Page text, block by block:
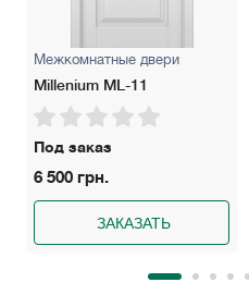
Межкомнатные двери
Millenium ML-11
Под заказ
6 500 грн.
ЗАКАЗАТЬ